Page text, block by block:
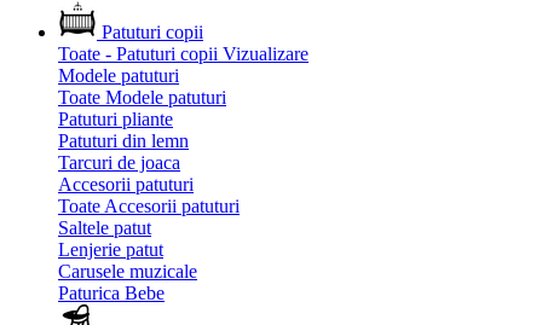
Patuturi copii
Toate - Patuturi copii Vizualizare
Modele patuturi
Toate Modele patuturi
Patuturi pliante
Patuturi din lemn
Tarcuri de joaca
Accesorii patuturi
Toate Accesorii patuturi
Saltele patut
Lenjerie patut
Carusele muzicale
Paturica Bebe